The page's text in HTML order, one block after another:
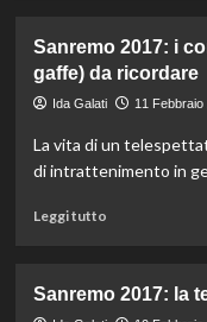
regala
Regione
Lazio
Come
essere
felici:
lo
dice
classifica
Sanremo 2017: i
gaffe) da ricordare
Ida Galati 11 Febbraio
La vita di un
di intrattenimento in
Leggi tuttoLeggi
Sanremo
Sanremo 2017: la